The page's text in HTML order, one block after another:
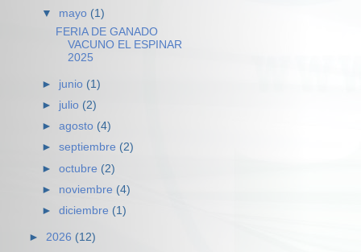
▼ mayo (1)
FERIA DE GANADO
VACUNO EL ESPINAR
2025
► junio (1)
► julio (2)
►agosto (4)
►septiembre (2)
►octubre (2)
► noviembre (4)
►diciembre (1)
► 2026 (12)